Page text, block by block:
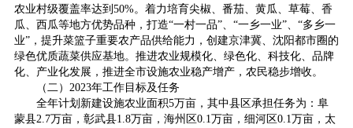
农业村级覆盖率达到50%。着力培育尖椒、番茄、黄瓜、草莓、香
瓜、西瓜等地方优势品种，打造“一村一品”、“一乡一业”、“多乡一
业”，提升菜篮子重要农产品供给能力，创建京津冀、沈阳都市圈的
绿色优质蔬菜供应基地。推进农业规模化、绿色化、科技化、品牌
化、产业化发展，推进全市设施农业稳产增产，农民稳步增收。
（二）2023年工作目标及任务
全年计划新建设施农业面积5万亩，其中县区承担任务为：阜
蒙县2.7万亩，彰武县1.8万亩，海州区0.1万亩，细河区0.1万亩，太